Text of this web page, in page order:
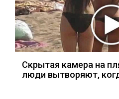
Скрытая камера на
люди вытворяют,